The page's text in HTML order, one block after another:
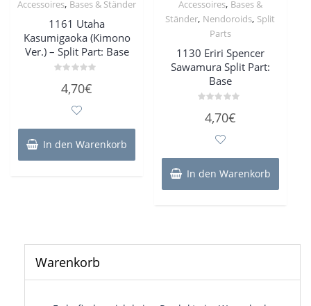
Accessoires, Bases & Ständer
1161 Utaha
Kasumigaoka (Kimono
Ver.) – Split Part: Base
mit4,70€
In den Warenkorb
Accessoires, Bases &
Ständer, Nendoroids, Split
Parts
1130 Eriri Spencer
Sawamura Split Part:
Base
mit4,70€
In den Warenkorb
Warenkorb